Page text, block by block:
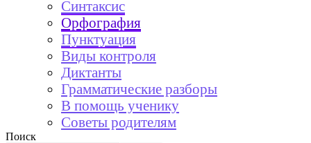
Синтаксис
Орфография
Пунктуация
Виды контроля
Диктанты
Грамматические разборы
В помощь ученику
Советы родителям
Поиск